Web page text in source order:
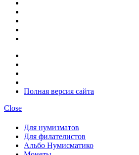
Полная версия сайта
Close
Для нумизматов
Для филателистов
Альбо Нумисматико